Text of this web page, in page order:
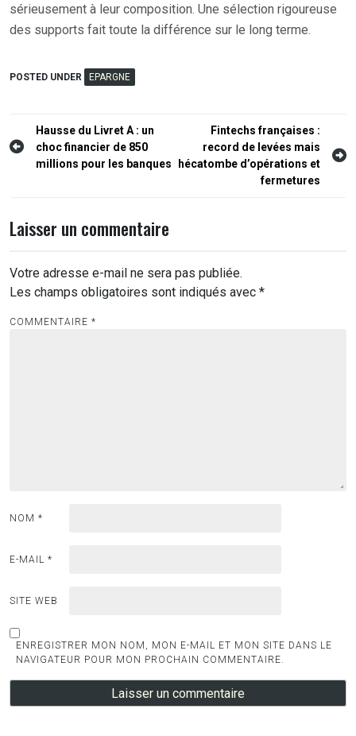
sérieusement à leur composition. Une sélection rigoureuse
des supports fait toute la différence sur le long terme.
POSTED UNDER EPARGNE
Navigation
de
Hausse du Livret A : un
choc financier de 850
millions pour les banques
Fintechs françaises :
record de levées mais
hécatombe d’opérations et
fermetures
Laisser un commentaire
Votre adresse e-mail ne sera pas publiée.
Les champs obligatoires sont indiqués avec *
COMMENTAIRE *
NOM *
E-MAIL *
SITE WEB
ENREGISTRER MON NOM, MON E-MAIL ET MON SITE DANS LE
NAVIGATEUR POUR MON PROCHAIN COMMENTAIRE.